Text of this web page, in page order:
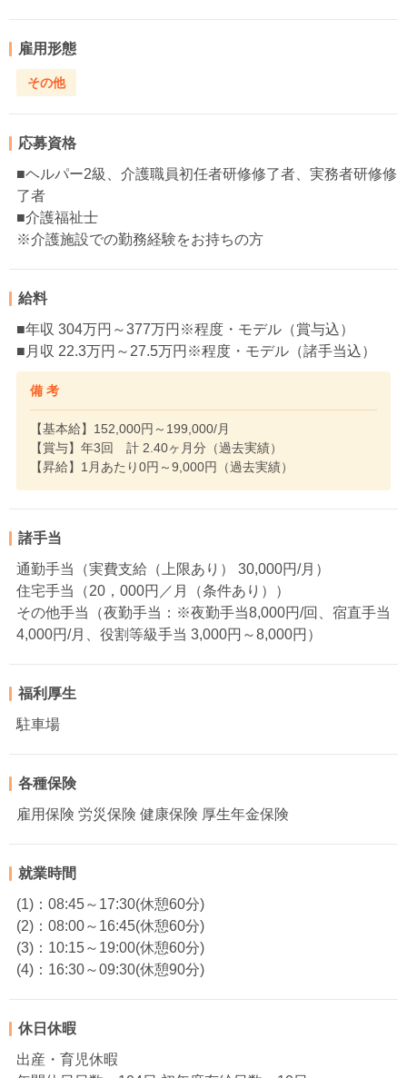
雇用形態
その他
応募資格
■ヘルパー2級、介護職員初任者研修修了者、実務者研修修
了者
■介護福祉士
※介護施設での勤務経験をお持ちの方
給料
■年収 304万円～377万円※程度・モデル（賞与込）
■月収 22.3万円～27.5万円※程度・モデル（諸手当込）
備 考
【基本給】152,000円～199,000/月
【賞与】年3回 計 2.40ヶ月分（過去実績）
【昇給】1月あたり0円～9,000円（過去実績）
諸手当
通勤手当（実費支給（上限あり） 30,000円/月）
住宅手当（20，000円／月（条件あり））
その他手当（夜勤手当：※夜勤手当8,000円/回、宿直手当
4,000円/月、役割等級手当 3,000円～8,000円）
福利厚生
駐車場
各種保険
雇用保険 労災保険 健康保険 厚生年金保険
就業時間
(1)：08:45～17:30(休憩60分)
(2)：08:00～16:45(休憩60分)
(3)：10:15～19:00(休憩60分)
(4)：16:30～09:30(休憩90分)
休日休暇
出産・育児休暇